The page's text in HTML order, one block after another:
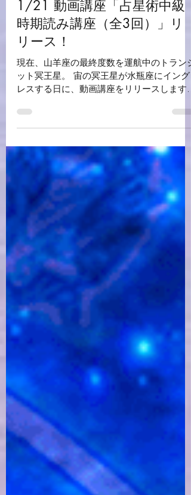
chandrakei
2024年1月19日
読了時間: 2分
1/21 動画講座「占星術中級
時期読み講座（全3回）」リ
リース！
現在、山羊座の最終度数を運航中のトランジ
宇宙の時を刻むビッグクロックとしてのホロ
スコープ！ 実践に欠かせない時期読みをマ
スター。 出生図、進行図（セカンダリープ
ログレス＆ソーラーアーク）、経過...